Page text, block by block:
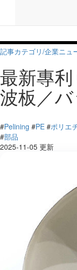
記事カテゴリ/企業ニュ
最新專
波板／
#Pelining #PE #ポリエ
#部品
2025-11-05 更新